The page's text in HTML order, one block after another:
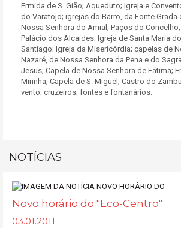
Ermida de S. Gião; Aqueduto; Igreja e
do Varatojo; igrejas do Barro, da Fonte Grada
Nossa Senhora do Amial; Paços do
Palácio dos Alcaides; Igreja de Santa Maria
Santiago; Igreja da Misericórdia; capelas de
Nazaré, de Nossa Senhora da Pena e do
Jesus; Capela de Nossa Senhora de Fátima;
Mirinha; Capela de S. Miguel; Castro do
vento; cruzeiros; fontes e fontanários.
NOTÍCIAS
Novo horário do "Eco-Centro"
03.01.2011